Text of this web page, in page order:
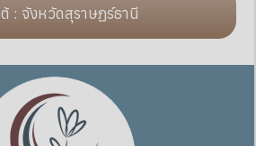
: จังหวัดสุราษฏร์ธานี